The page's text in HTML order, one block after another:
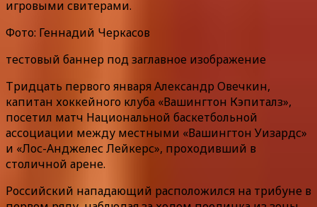
игровыми свитерами.
Фото: Геннадий Черкасов
тестовый баннер под заглавное изображение
Тридцать первого января Александр Овечкин,
капитан хоккейного клуба «Вашингтон Кэпиталз»,
посетил матч Национальной баскетбольной
ассоциации между местными «Вашингтон Уизардс»
и «Лос-Анджелес Лейкерс», проходивший в
столичной арене.
Российский нападающий расположился на трибуне в